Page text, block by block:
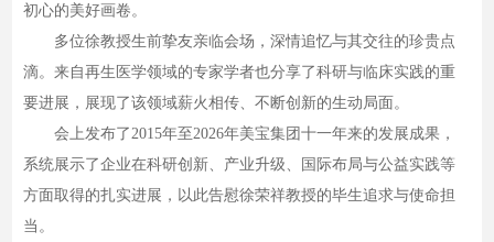
初心的美好画卷。
多位徐教授生前挚友亲临会场，深情追忆与其交往的珍贵点
滴。来自再生医学领域的专家学者也分享了科研与临床实践的重
要进展，展现了该领域薪火相传、不断创新的生动局面。
会上发布了2015年至2026年美宝集团十一年来的发展成果，
系统展示了企业在科研创新、产业升级、国际布局与公益实践等
方面取得的扎实进展，以此告慰徐荣祥教授的毕生追求与使命担
当。